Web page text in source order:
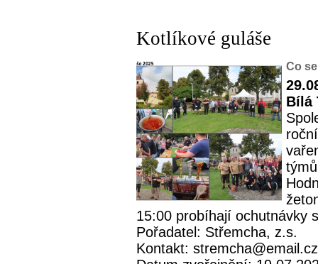
Kotlíkové guláše
Co
Bílá
15:00 probíhají ochutnávky
Pořadatel: Střemcha, z.s.
Kontakt: stremcha@email.cz